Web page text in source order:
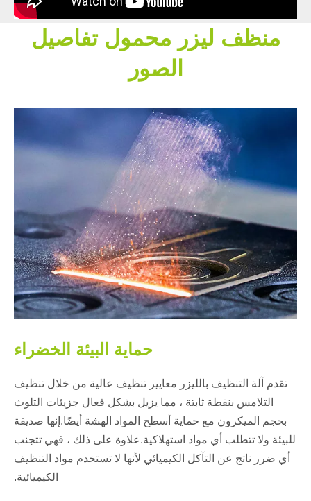
منظف ​​ليزر محمول تفاصيل
الصور
حماية البيئة الخضراء
تقدم آلة التنظيف بالليزر معايير تنظيف عالية من خلال تنظيف
التلامس بنقطة ثابتة ، مما يزيل بشكل فعال جزيئات التلوث
بحجم الميكرون مع حماية أسطح المواد الهشة أيضًا.إنها صديقة
للبيئة ولا تتطلب أي مواد استهلاكية.علاوة على ذلك ، فهي تتجنب
أي ضرر ناتج عن التآكل الكيميائي لأنها لا تستخدم مواد التنظيف
الكيميائية.